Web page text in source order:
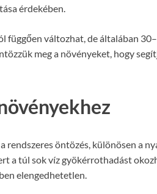
érdekében.
függően változhat, de általában
meg a növényeket, hogy
öntözés, különösen a
a túl sok víz gyökérrothadást
elengedhetetlen.